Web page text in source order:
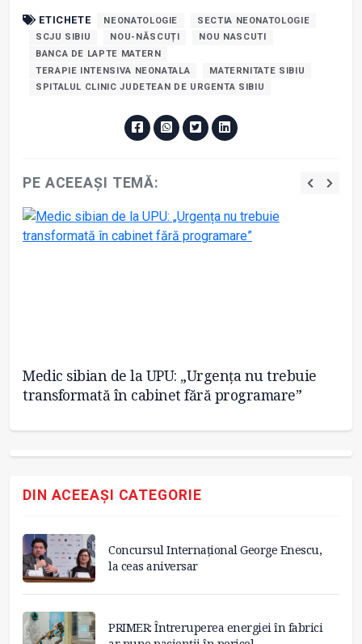
ETICHETE NEONATOLOGIE
SECTIA NEONATOLOGIE
SCJU SIBIU
NOU-NĂSCUȚI
NOU NASCUTI
BANCA DE LAPTE MATERN
TERAPIE INTENSIVA NEONATALA
MATERNITATE SIBIU
SPITALUL CLINIC JUDETEAN DE URGENTA SIBIU
PE ACEEAȘI TEMĂ:
Medic sibian de la UPU: „Urgența nu trebuie
transformată în cabinet fără programare”
DIN ACEEAȘI CATEGORIE
Concursul Internațional George Enescu,
la ceas aniversar
PRIMER: Întreruperea energiei în fabrici